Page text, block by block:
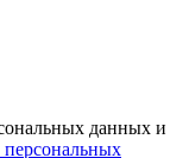
данных и